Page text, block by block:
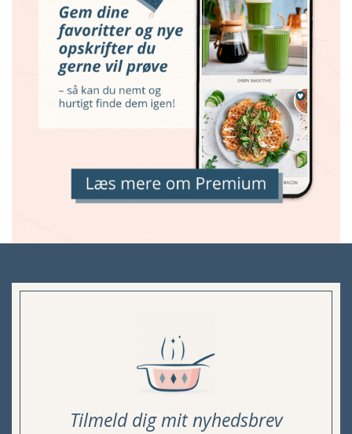
Tilmeld dig mit nyhedsbrev